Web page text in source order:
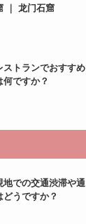
｜ 龙门石窟
ストランでおすすめ
ですか？
地での交通渋滞や通
うですか？